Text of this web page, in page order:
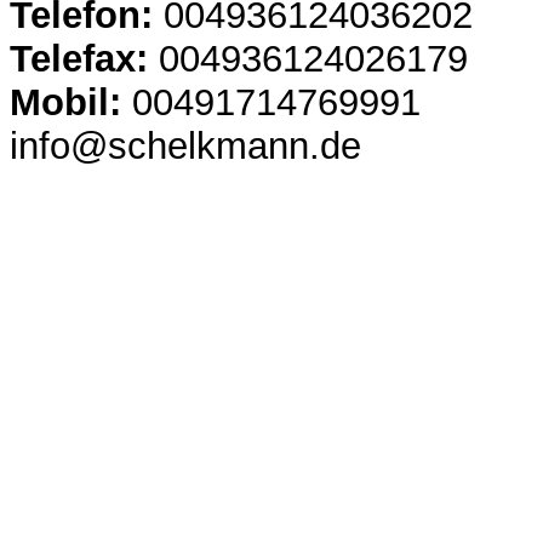
Telefon: 004936124036202
Telefax: 004936124026179
Mobil: 00491714769991
info@schelkmann.de